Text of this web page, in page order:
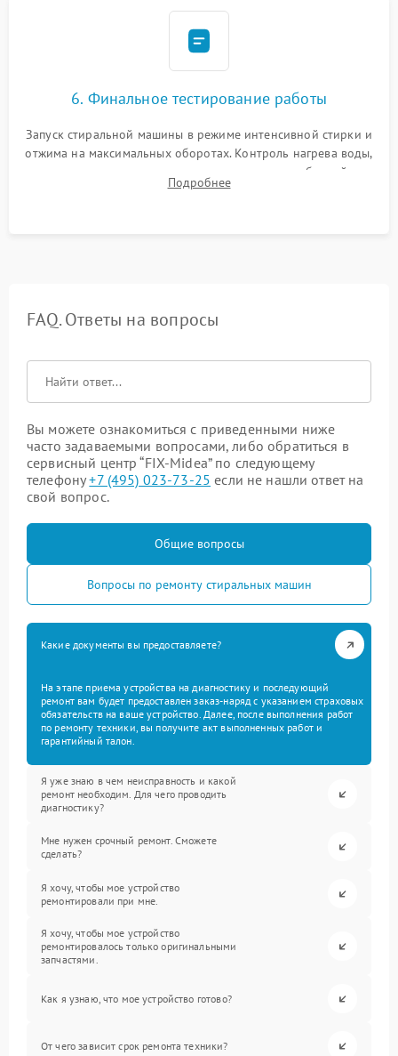
6. Финальное тестирование работы
Запуск стиральной машины в режиме интенсивной стирки и
отжима на максимальных оборотах. Контроль нагрева воды,
корректности слива, отсутствия излишних вибраций,
посторонних стуков и протечек под корпусом.
Подробнее
FAQ. Ответы на вопросы
Вы можете ознакомиться с приведенными ниже
часто задаваемыми вопросами, либо обратиться в
сервисный центр “FIX-Midea” по следующему
телефону+7 (495) 023-73-25 если не нашли ответ на
свой вопрос.
Общие вопросы
Вопросы по ремонту стиральных машин
Какие документы вы предоставляете?
На этапе приема устройства на диагностику и последующий
ремонт вам будет предоставлен заказ-наряд с указанием страховых
обязательств на ваше устройство. Далее, после выполнения работ
по ремонту техники, вы получите акт выполненных работ и
гарантийный талон.
Я уже знаю в чем неисправность и какой
ремонт необходим. Для чего проводить
диагностику?
Мне нужен срочный ремонт. Сможете
сделать?
Я хочу, чтобы мое устройство
ремонтировали при мне.
Я хочу, чтобы мое устройство
ремонтировалось только оригинальными
запчастями.
Как я узнаю, что мое устройство готово?
От чего зависит срок ремонта техники?